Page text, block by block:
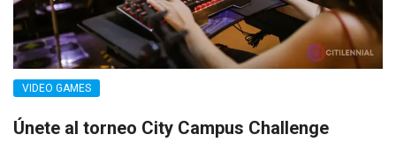
VIDEO GAMES
Únete al torneo City Campus Challenge